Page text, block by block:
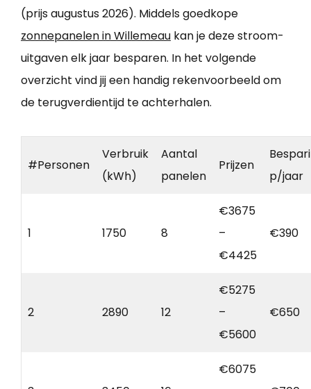
(prijs augustus 2026). Middels goedkope
zonnepanelen in Willemeau kan je deze stroom-
uitgaven elk jaar besparen. In het volgende
overzicht vind jij een handig rekenvoorbeeld om
de terugverdientijd te achterhalen.
#Personen
Verbruik
(kWh)
Aantal
panelen
Prijzen
p/jaar
1 1750 8
€3675
–
€4425
€390
2 2890 12
€5275
–
€5600
€650
€6075